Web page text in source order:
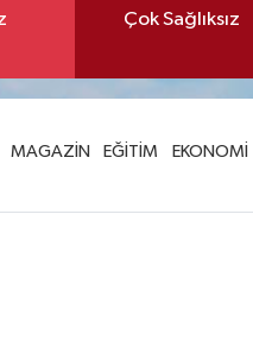
Çok Sağlıksız
MAGAZİN EĞİTİM EKONOMİ